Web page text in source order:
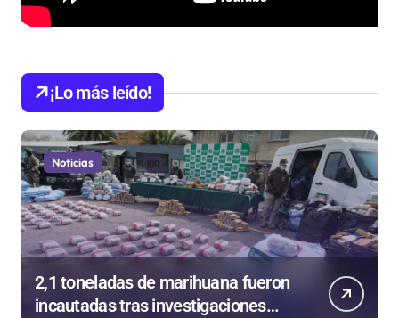
¡Lo más leído!
Noticias
2,1 toneladas de marihuana fueron
incautadas tras investigaciones